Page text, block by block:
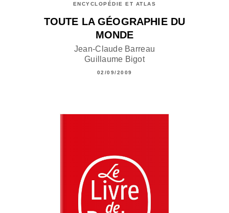
ENCYCLOPÉDIE ET ATLAS
TOUTE LA GÉOGRAPHIE DU
MONDE
Jean-Claude Barreau
Guillaume Bigot
02/09/2009